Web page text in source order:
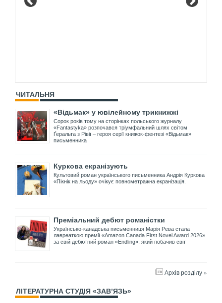
ЧИТАЛЬНЯ
«Відьмак» у ювілейному трикнижжі
Сорок років тому на сторінках польського журналу
«Fantastyka» розпочався тріумфальний шлях світом
Ґеральта з Рівії – героя серії книжок-фентезі «Відьмак»
письменника
Куркова екранізують
Культовий роман українського письменника Андрія Куркова
«Пікнік на льоду» очікує повнометражна екранізація.
Преміальний дебют романістки
Українсько-канадська письменниця Марія Рева стала
лавреаткою премії «Amazon Canada First Novel Award 2026»
за свій дебютний роман «Endling», який побачив світ
Архів розділу »
ЛІТЕРАТУРНА СТУДІЯ «ЗАВ’ЯЗЬ»